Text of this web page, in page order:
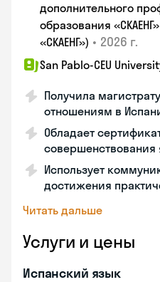
дополнительного
образования
«СКАЕНГ») • 2026 г.
San Pablo-CEU
Получила
отношениям в
Обладает
совершенствования
Использует
достижения
Читать дальше
Услуги и цены
Испанский язык